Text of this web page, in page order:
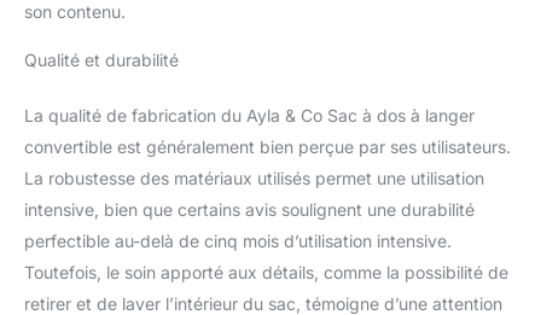
son contenu.
Qualité et durabilité
La qualité de fabrication du Ayla & Co Sac à dos à langer
convertible est généralement bien perçue par ses utilisateurs.
La robustesse des matériaux utilisés permet une utilisation
intensive, bien que certains avis soulignent une durabilité
perfectible au-delà de cinq mois d’utilisation intensive.
Toutefois, le soin apporté aux détails, comme la possibilité de
retirer et de laver l’intérieur du sac, témoigne d’une attention